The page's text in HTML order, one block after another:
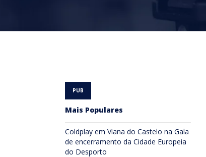
Mais Populares
Coldplay em Viana do Castelo na Gala
de encerramento da Cidade Europeia
do Desporto